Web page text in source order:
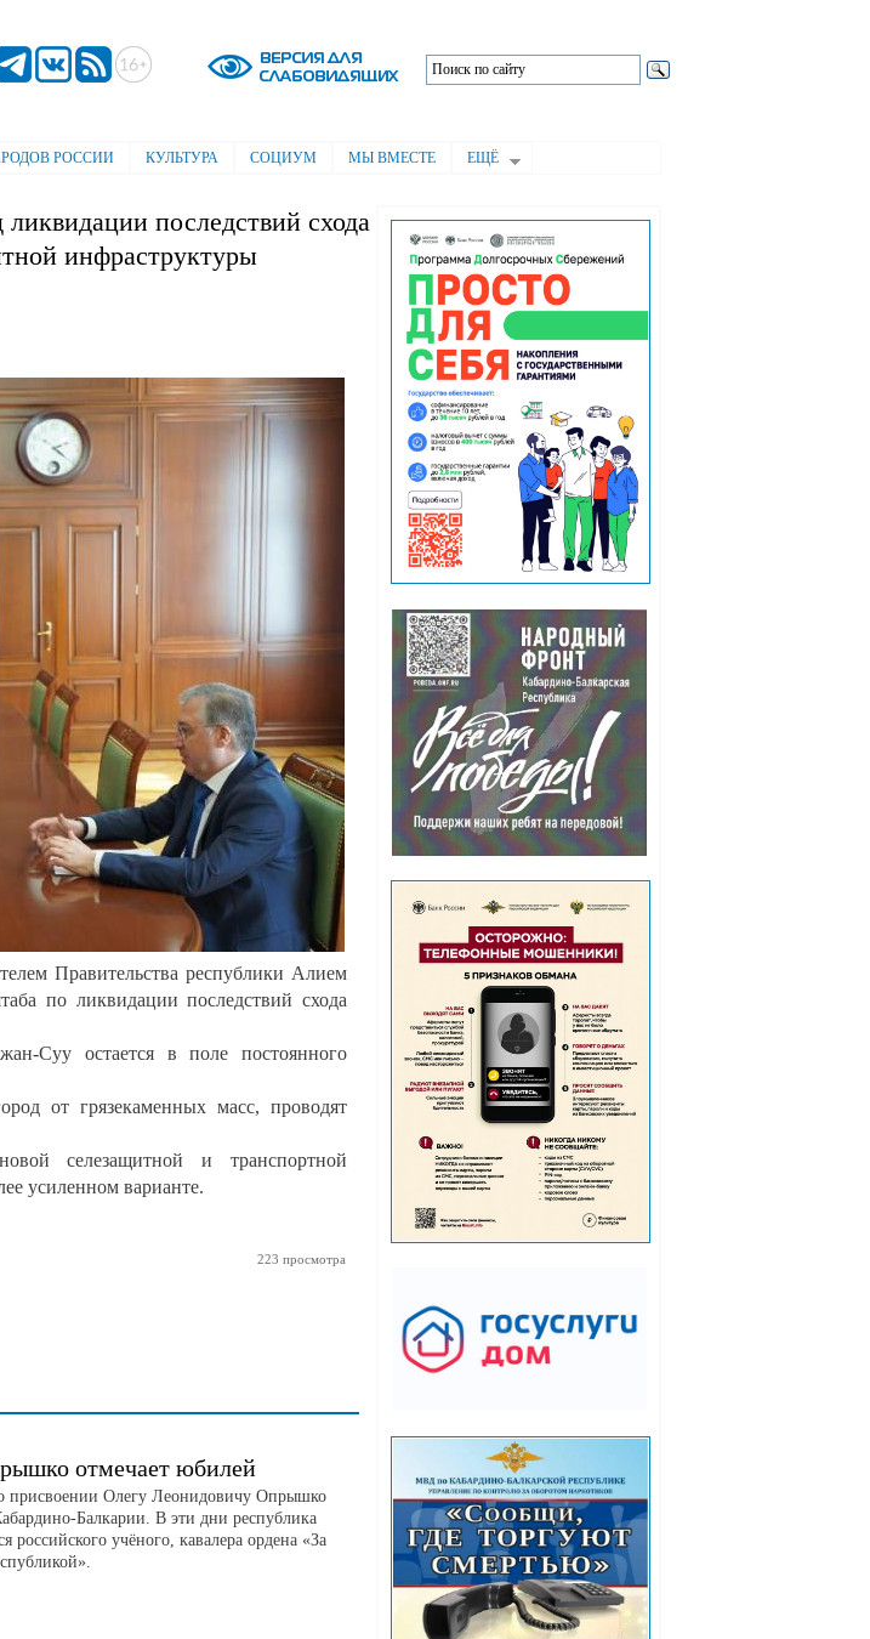
РОССИИ КУЛЬТУРА СОЦИУМ МЫ ВМЕСТЕ ЕЩЁ
последствий схода
инфраструктуры
Правительства республики Алием
по ликвидации последствий схода
Суу остается в поле постоянного
от грязекаменных масс, проводят
селезащитной и транспортной
усиленном варианте.
223 просмотра
отмечает юбилей
присвоении Олегу Леонидовичу Опрышко
Балкарии. В эти дни республика
учёного, кавалера ордена «За